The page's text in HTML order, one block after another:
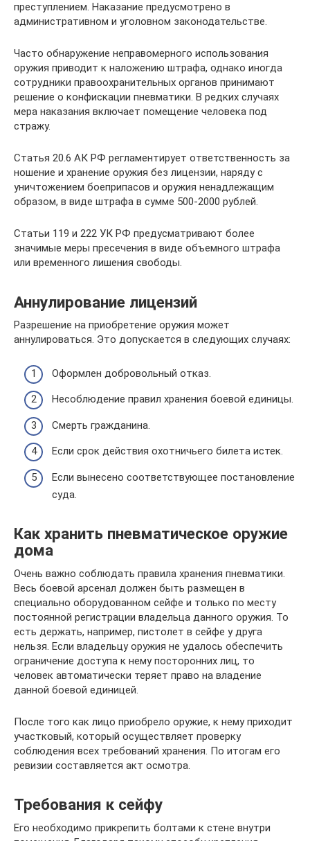
преступлением. Наказание предусмотрено в
административном и уголовном законодательстве.
Часто обнаружение неправомерного использования
оружия приводит к наложению штрафа, однако иногда
сотрудники правоохранительных органов принимают
решение о конфискации пневматики. В редких случаях
мера наказания включает помещение человека под
стражу.
Статья 20.6 АК РФ регламентирует ответственность за
ношение и хранение оружия без лицензии, наряду с
уничтожением боеприпасов и оружия ненадлежащим
образом, в виде штрафа в сумме 500-2000 рублей.
Статьи 119 и 222 УК РФ предусматривают более
значимые меры пресечения в виде объемного штрафа
или временного лишения свободы.
Аннулирование лицензий
Разрешение на приобретение оружия может
аннулироваться. Это допускается в следующих случаях:
Оформлен добровольный отказ.
Несоблюдение правил хранения боевой единицы.
Смерть гражданина.
Если срок действия охотничьего билета истек.
Если вынесено соответствующее постановление
суда.
Как хранить пневматическое оружие
дома
Очень важно соблюдать правила хранения пневматики.
Весь боевой арсенал должен быть размещен в
специально оборудованном сейфе и только по месту
постоянной регистрации владельца данного оружия. То
есть держать, например, пистолет в сейфе у друга
нельзя. Если владельцу оружия не удалось обеспечить
ограничение доступа к нему посторонних лиц, то
человек автоматически теряет право на владение
данной боевой единицей.
После того как лицо приобрело оружие, к нему приходит
участковый, который осуществляет проверку
соблюдения всех требований хранения. По итогам его
ревизии составляется акт осмотра.
Требования к сейфу
Его необходимо прикрепить болтами к стене внутри